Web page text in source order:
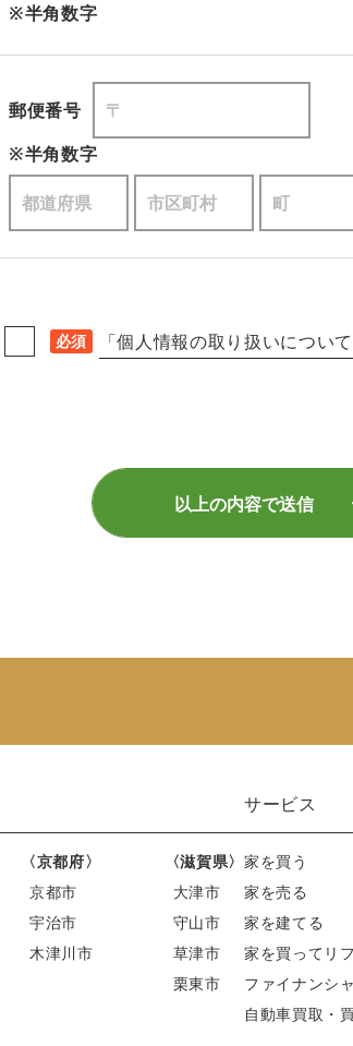
※半角数字
郵便番号
※半角数字
必須 「個人情報の取り扱いについ
以上の内容で送信
〈京都府〉
京都市
宇治市
木津川市
〈滋賀県〉
大津市
守山市
草津市
栗東市
サービス
家を買う
家を売る
家を建てる
家を買ってリ
ファイナンシ
自動車買取・